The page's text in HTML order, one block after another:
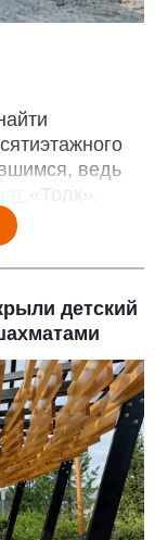
ведь
«Толк».
детский